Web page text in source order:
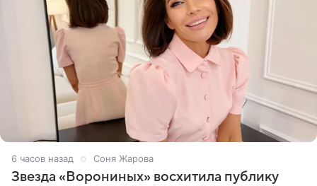
6 часов назад Соня Жарова
Звезда «Ворониных» восхитила публику